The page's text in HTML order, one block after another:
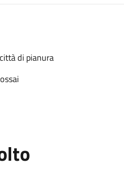
di pianura